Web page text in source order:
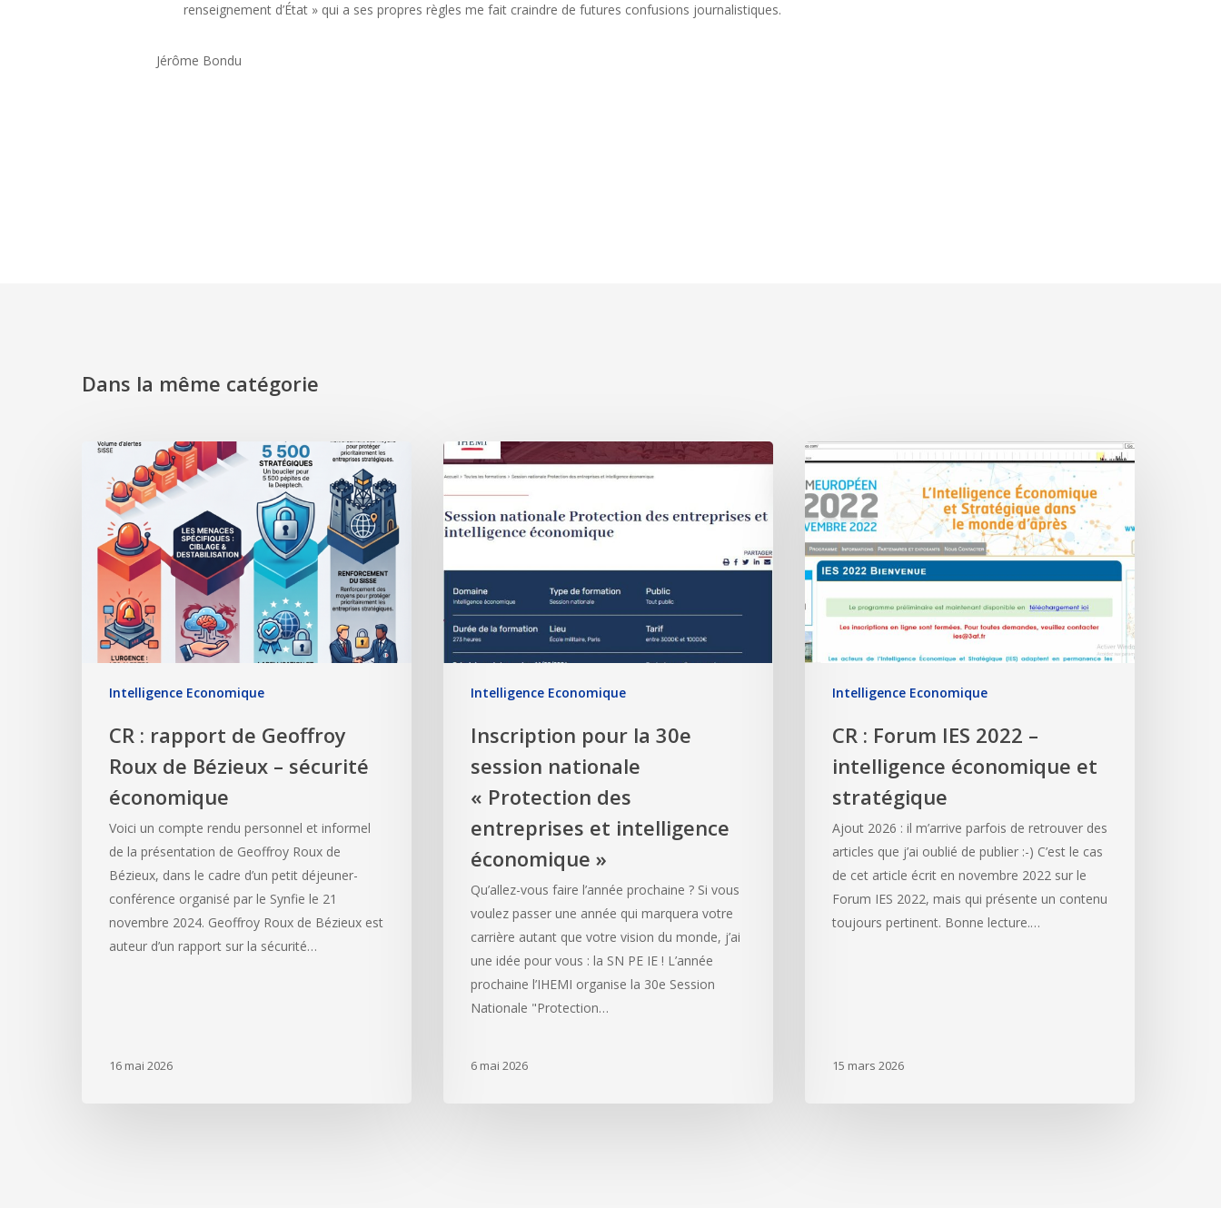
renseignement d’État » qui a ses propres règles me fait craindre de futures confusions journalistiques.
Jérôme Bondu
Dans la même catégorie
Intelligence Economique
CR : rapport de Geoffroy
Roux de Bézieux – sécurité
économique
Voici un compte rendu personnel et informel
de la présentation de Geoffroy Roux de
Bézieux, dans le cadre d’un petit déjeuner-
conférence organisé par le Synfie le 21
novembre 2024. Geoffroy Roux de Bézieux est
auteur d’un rapport sur la sécurité…
16 mai 2026
Intelligence Economique
Inscription pour la 30e
session nationale
« Protection des
entreprises et intelligence
économique »
Qu’allez-vous faire l’année prochaine ? Si vous
voulez passer une année qui marquera votre
carrière autant que votre vision du monde, j’ai
une idée pour vous : la SN PE IE ! L’année
prochaine l’IHEMI organise la 30e Session
Nationale "Protection…
6 mai 2026
Intelligence Economique
CR : Forum IES 2022 –
intelligence économique et
stratégique
Ajout 2026 : il m’arrive parfois de retrouver des
articles que j’ai oublié de publier :-) C’est le cas
de cet article écrit en novembre 2022 sur le
Forum IES 2022, mais qui présente un contenu
toujours pertinent. Bonne lecture.…
15 mars 2026